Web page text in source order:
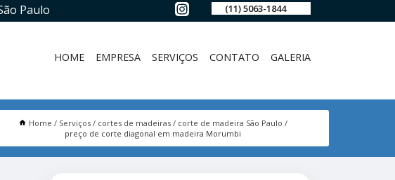
Paulo (11) 5063-1844
HOME EMPRESA SERVIÇOS CONTATO GALERIA
Home Serviços cortes de madeiras
corte de madeira São Paulo
preço de corte diagonal em madeira Morumbi